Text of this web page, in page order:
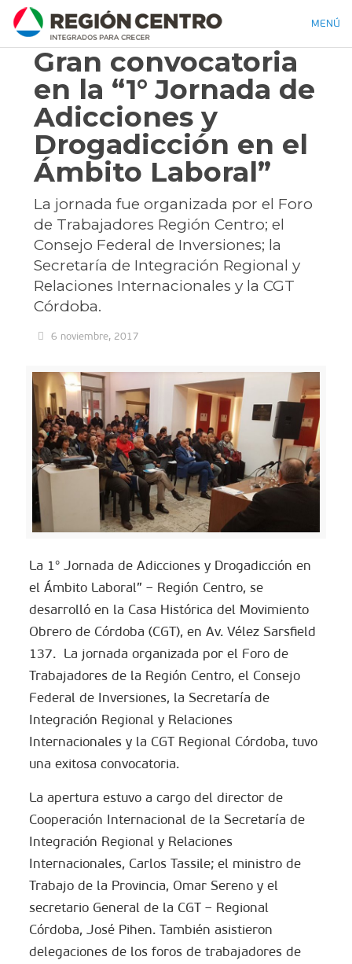
MENÚ
Gran convocatoria
en la “1° Jornada de
Adicciones y
Drogadicción en el
Ámbito Laboral”
La jornada fue organizada por el Foro
de Trabajadores Región Centro; el
Consejo Federal de Inversiones; la
Secretaría de Integración Regional y
Relaciones Internacionales y la CGT
Córdoba.
6 noviembre, 2017
La 1° Jornada de Adicciones y Drogadicción en
el Ámbito Laboral” – Región Centro, se
desarrolló en la Casa Histórica del Movimiento
Obrero de Córdoba (CGT), en Av. Vélez Sarsfield
137. La jornada organizada por el Foro de
Trabajadores de la Región Centro, el Consejo
Federal de Inversiones, la Secretaría de
Integración Regional y Relaciones
Internacionales y la CGT Regional Córdoba, tuvo
una exitosa convocatoria.
La apertura estuvo a cargo del director de
Cooperación Internacional de la Secretaría de
Integración Regional y Relaciones
Internacionales, Carlos Tassile; el ministro de
Trabajo de la Provincia, Omar Sereno y el
secretario General de la CGT – Regional
Córdoba, José Pihen. También asistieron
delegaciones de los foros de trabajadores de